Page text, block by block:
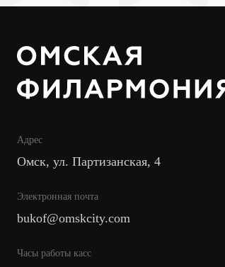
Адрес
Омск, ул. Партизанская, 4
Электронная почта
bukof@omskcity.com
Часы работы касс